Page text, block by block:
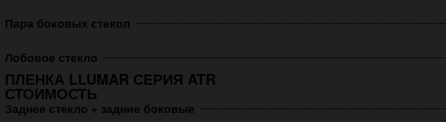
Пара боковых стекол
Лобовое стекло
ПЛЕНКА LLUMAR СЕРИЯ ATR
СТОИМОСТЬ
Заднее стекло + задние боковые